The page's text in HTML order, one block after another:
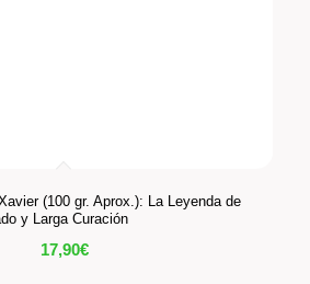
(100 gr. Aprox.): La Leyenda de
y Larga Curación
17,90€